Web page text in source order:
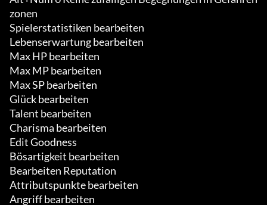
zonen
Spielerstatistiken bearbeiten
Lebenserwartung bearbeiten
Max HP bearbeiten
Max MP bearbeiten
Max SP bearbeiten
Glück bearbeiten
Talent bearbeiten
Charisma bearbeiten
Edit Goodness
Bösartigkeit bearbeiten
Bearbeiten Reputation
Attributspunkte bearbeiten
Angriff bearbeiten